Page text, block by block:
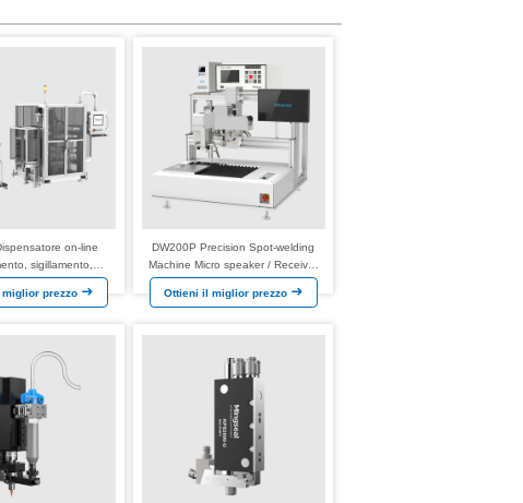
on-line
sigillamento,
Azionamento
ECU DCDC OBC BMS
prezzo
DW200P Precision Spot-welding
Machine Micro speaker / Receiver
Motore a vibrazione piatta FPC
Prodotto motore a bobina vocale
Ottieni il miglior prezzo